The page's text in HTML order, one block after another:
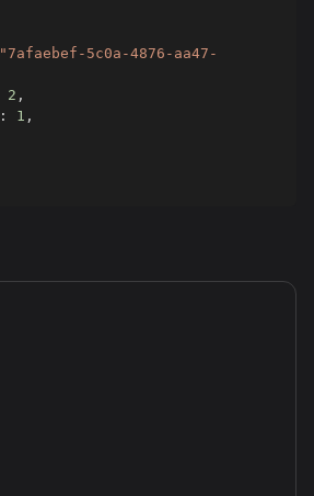
"7afaebef-5c0a-4876-aa47-
2 ,
: 1 ,